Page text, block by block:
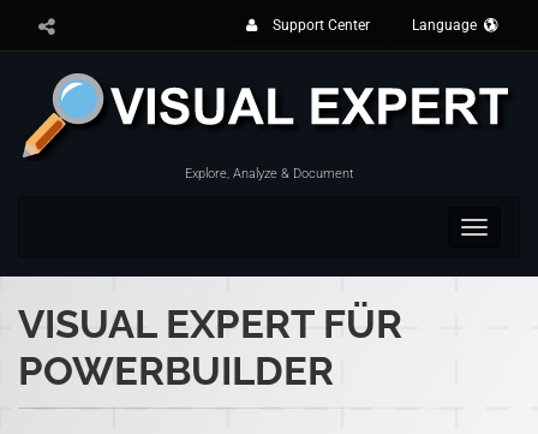
Support Center Language
Explore, Analyze & Document
Toggle
VISUAL EXPERT FÜR
POWERBUILDER